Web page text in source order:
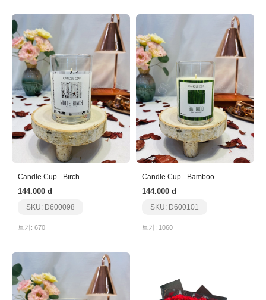
Candle Cup - Birch
144.000 đ
SKU: D600098
보기: 670
Candle Cup - Bamboo
144.000 đ
SKU: D600101
보기: 1060